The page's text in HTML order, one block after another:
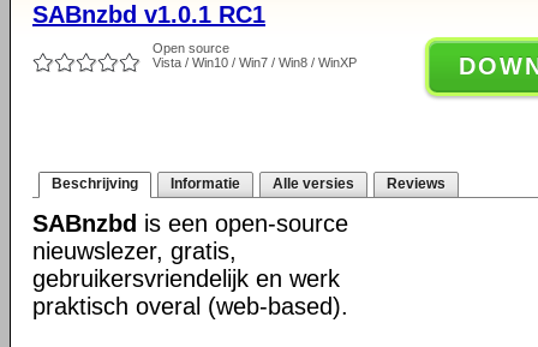
SABnzbd v1.0.1 RC1
Open source
Vista / Win10 / Win7 / Win8 / WinXP
Beschrijving Informatie Alle versies Reviews
SABnzbd is een open-source
nieuwslezer, gratis,
gebruikersvriendelijk en werk
praktisch overal (web-based).